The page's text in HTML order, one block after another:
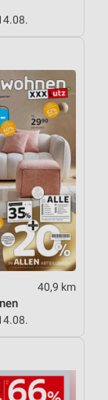
40,9 km